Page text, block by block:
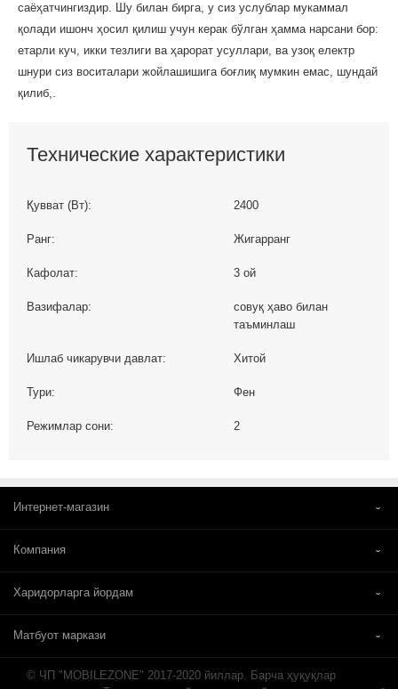
саёҳатчингиздир. Шу билан бирга, у сиз услублар мукаммал
қолади ишонч ҳосил қилиш учун керак бўлган ҳамма нарсани бор:
етарли куч, икки тезлиги ва ҳарорат усуллари, ва узоқ електр
шнури сиз воситалари жойлашишига боғлиқ мумкин емас, шундай
қилиб,.
Технические характеристики
Қувват (Вт): 2400
Ранг: Жигарранг
Кафолат: 3 ой
Вазифалар:
совуқ ҳаво билан
таъминлаш
Ишлаб чикарувчи давлат: Хитой
Тури: Фен
Режимлар сони: 2
Интернет-магазин
Компания
Харидорларга йордам
Матбуот маркази
© ЧП "MOBILEZONE" 2017-2020 йиллар. Барча ҳуқуқлар